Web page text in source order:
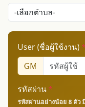
User (ชื่อผู้ใช้งาน) *
GM
รหัสผ่าน *
รหัสผ่านอย่างน้อย 8 ตัว